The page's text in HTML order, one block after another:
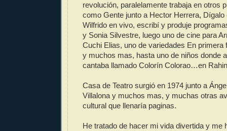
revolución, paralelamente trabaja en otros
como Gente junto a Hector Herrera, Dígalo
Wilfrido en vivo, escribí y produje
y Sonia Silvestre, luego uno de cine para
Cuchi Elias, uno de variedades En primera
y muchos mas, hasta uno de niños donde
cantaba llamado Colorín Colorao…en
Casa de Teatro surgió en 1974 junto a
Villalona y muchos mas, y muchas otras
cultural que llenaría paginas.
He tratado de hacer mi vida divertida y me